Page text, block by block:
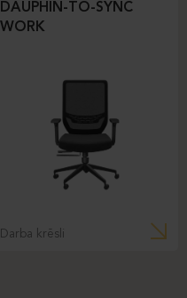
DAUPHIN-TO-SYNC
WORK
Darba krēsli